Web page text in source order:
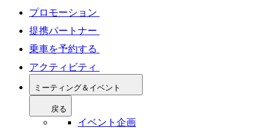
プロモーション
提携パートナー
乗車を予約する
アクティビティ
ミーティング＆イベント
戻る
イベント企画